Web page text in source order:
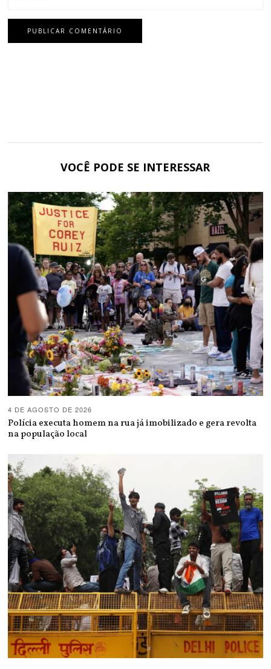
VOCÊ PODE SE INTERESSAR
4 DE AGOSTO DE 2026
Polícia executa homem na rua já imobilizado e gera revolta
na população local